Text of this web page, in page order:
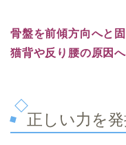
骨盤を前傾方向へと
猫背や反り腰の原因
正しい力を